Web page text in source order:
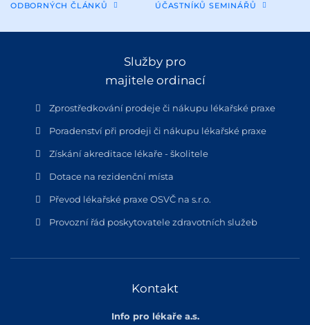
ODBORNÝCH ČLÁNKŮ ÚČASTNÍKŮ SEMINÁŘŮ
Služby pro
majitele ordinací
Zprostředkování prodeje či nákupu lékařské praxe
Poradenství při prodeji či nákupu lékařské praxe
Získání akreditace lékaře - školitele
Dotace na rezidenční místa
Převod lékařské praxe OSVČ na s.r.o.
Provozní řád poskytovatele zdravotních služeb
Kontakt
Info pro lékaře a.s.